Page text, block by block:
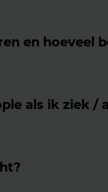
en hoeveel
als ik ziek /